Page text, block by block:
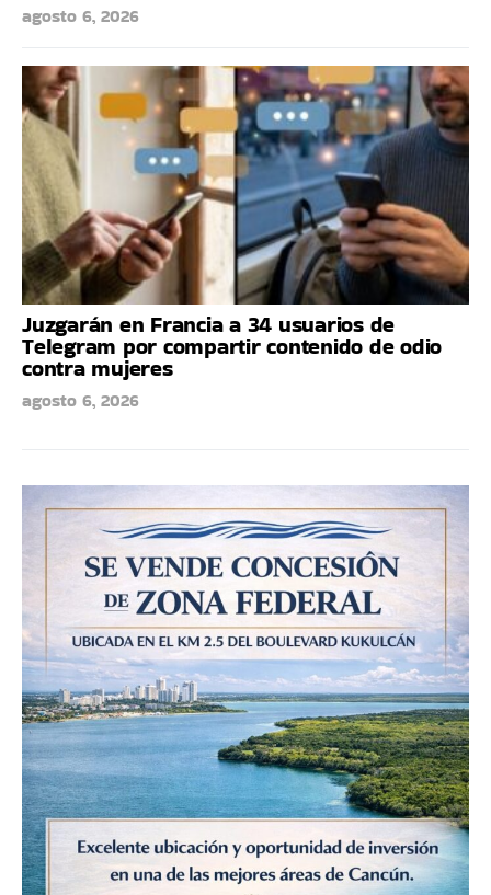
agosto 6, 2026
Juzgarán en Francia a 34 usuarios de
Telegram por compartir contenido de odio
contra mujeres
agosto 6, 2026